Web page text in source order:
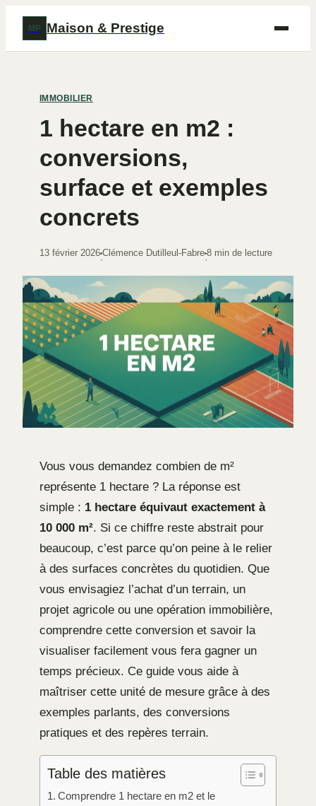
MP Maison & Prestige
IMMOBILIER
1 hectare en m2 :
conversions,
surface et exemples
concrets
13 février 2026
·
Clémence Dutilleul-Fabre
·
8 min de lecture
Vous vous demandez combien de m²
représente 1 hectare ? La réponse est
simple : 1 hectare équivaut exactement à
10 000 m². Si ce chiffre reste abstrait pour
beaucoup, c’est parce qu’on peine à le relier
à des surfaces concrètes du quotidien. Que
vous envisagiez l’achat d’un terrain, un
projet agricole ou une opération immobilière,
comprendre cette conversion et savoir la
visualiser facilement vous fera gagner un
temps précieux. Ce guide vous aide à
maîtriser cette unité de mesure grâce à des
exemples parlants, des conversions
pratiques et des repères terrain.
Table des matières
Comprendre 1 hectare en m2 et le